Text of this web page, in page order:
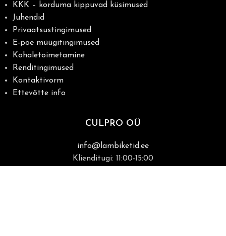
KKK – korduma kippuvad küsimused
Juhendid
Privaatsustingimused
E-poe müügitingimused
Kohaletoimetamine
Renditingimused
Kontaktivorm
Ettevõtte info
CULPRO OÜ
info@lambiketid.ee
Klienditugi: 11:00-15:00